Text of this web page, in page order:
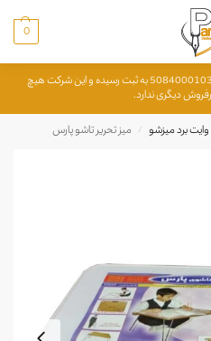
0
محصولات وایت برد پارس به شماره 50840001033615 به ثبت رسیده و این شرکت هیچ
دیگری ندارد.
برد میزشو / میز تحریر تاشو پارس